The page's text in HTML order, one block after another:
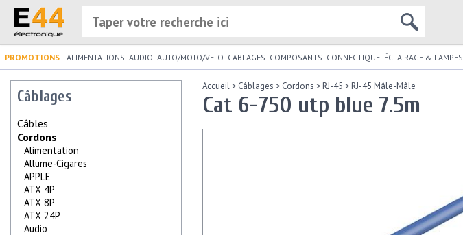
PROMOTIONS ALIMENTATIONS AUDIO AUTO/MOTO/VELO CABLAGES COMPOSANTS CONNECTIQUE ÉCLAIRAGE & LAMPES
Câblages
Câbles
Cordons
Alimentation
Allume-Cigares
APPLE
ATX 4P
ATX 8P
ATX 24P
Audio
Accueil > Câblages > Cordons >RJ-45 >RJ-45 Mâle-Mâle
Cat 6-750 utp blue 7.5m